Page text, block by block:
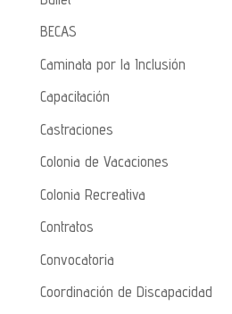
BECAS
Caminata por la Inclusión
Capacitación
Castraciones
Colonia de Vacaciones
Colonia Recreativa
Contratos
Convocatoria
Coordinación de Discapacidad